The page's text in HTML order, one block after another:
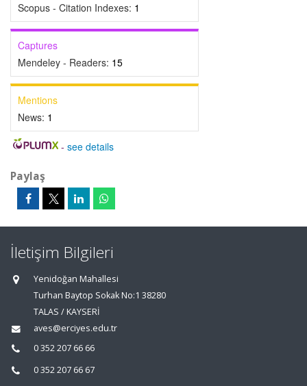
Scopus - Citation Indexes: 1
Captures
Mendeley - Readers: 15
Mentions
News: 1
- see details
Paylaş
İletişim Bilgileri
Yenidoğan Mahallesi
Turhan Baytop Sokak No:1 38280
TALAS / KAYSERİ
aves@erciyes.edu.tr
0 352 207 66 66
0 352 207 66 67